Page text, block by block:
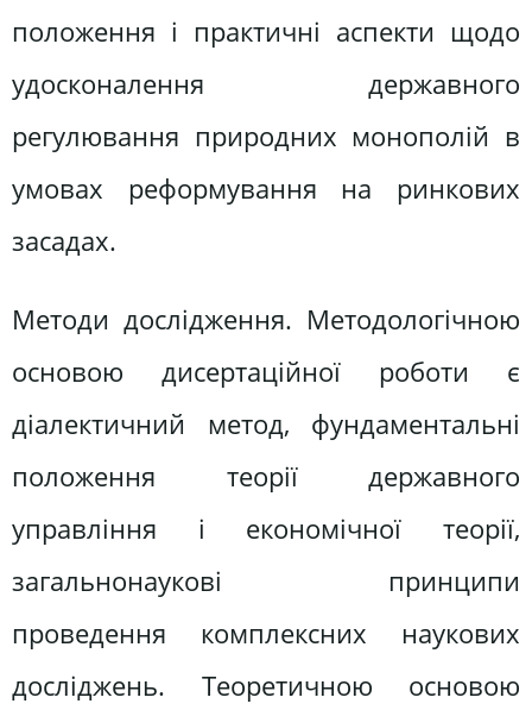
положення і практичні аспекти щодо
удосконалення державного
регулювання природних монополій в
умовах реформування на ринкових
засадах.
Методи дослідження. Методологічною
основою дисертаційної роботи є
діалектичний метод, фундаментальні
положення теорії державного
управління і економічної теорії,
загальнонаукові принципи
проведення комплексних наукових
досліджень. Теоретичною основою